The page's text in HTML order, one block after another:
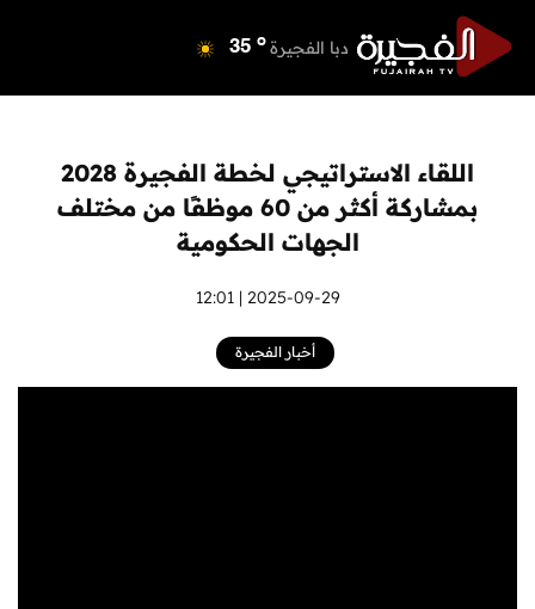
دبا الفجيرة 35 o
أم القيوين o
راس الخيمة 41
الفجيرة o
اللقاء الاستراتيجي لخطة الفجيرة 2028
بمشاركة أكثر من 60 موظفًا من مختلف
الجهات الحكومية
2025-09-29 | 12:01
أخبار الفجيرة